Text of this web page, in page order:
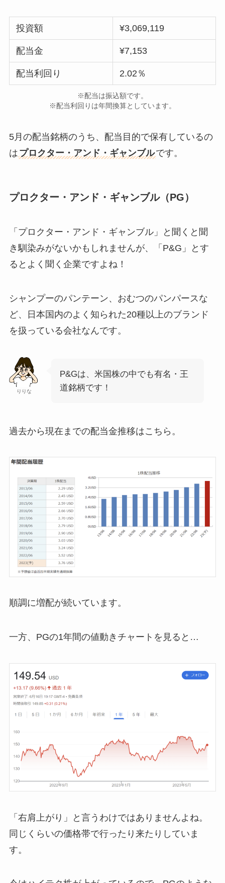
投資額 ¥3,069,119
配当金 ¥7,153
配当利回り 2.02％
※配当は振込額です。
※配当利回りは年間換算としています。
5月の配当銘柄のうち、配当目的で保有しているの
は プロクター・アンド・ギャンブルです。
プロクター・アンド・ギャンブル（PG）
「プロクター・アンド・ギャンブル」と聞くと聞
き馴染みがないかもしれませんが、「P&G」とす
るとよく聞く企業ですよね！
シャンプーのパンテーン、おむつのパンパースな
ど、日本国内のよく知られた20種以上のブランド
を扱っている会社なんです。
りりな
P&Gは、米国株の中でも有名・王
道銘柄です！
過去から現在までの配当金推移はこちら。
順調に増配が続いています。
一方、PGの1年間の値動きチャートを見ると…
「右肩上がり」と言うわけではありませんよね。
同じくらいの価格帯で行ったり来たりしていま
す。